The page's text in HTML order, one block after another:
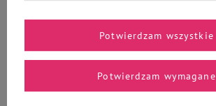
Potwierdzam wymagane
Potwierdzam wszystkie